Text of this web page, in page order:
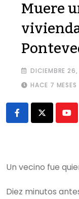
Muere
DICIEMBRE
HACE 7 MESES
Un vecino fue
Diez minutos